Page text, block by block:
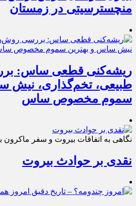
منچسترسیتی در زمستان
ریشه‌کنی قطعی ساس:
طبیعی، تخم‌گذاری، نیش
سموم مخصوص ساس
نگاهی به اتفاقات بیروت و سفر ماکرون
نقدی بر حوادث بیروت